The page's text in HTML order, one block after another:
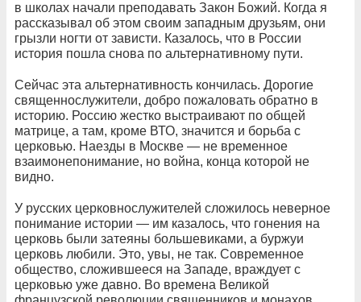
в школах начали преподавать Закон Божий. Когда я
рассказывал об этом своим западным друзьям, они
грызли ногти от зависти. Казалось, что в России
история пошла снова по альтернативному пути.
Сейчас эта альтернативность кончилась. Дорогие
священнослужители, добро пожаловать обратно в
историю. Россию жестко выстраивают по общей
матрице, а там, кроме ВТО, значится и борьба с
церковью. Наезды в Москве — не временное
взаимонепонимание, но война, конца которой не
видно.
У русских церковнослужителей сложилось неверное
понимание истории — им казалось, что гонения на
церковь были затеяны большевиками, а буржуи
церковь любили. Это, увы, не так. Современное
общество, сложившееся на Западе, враждует с
церковью уже давно. Во времена Великой